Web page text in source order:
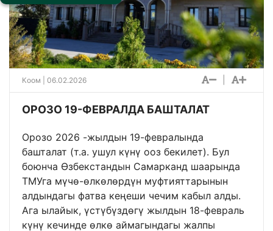
Коом | 06.02.2026
ОРОЗО 19-ФЕВРАЛДА БАШТАЛАТ
Орозо 2026 -жылдын 19-февралында
башталат (т.а. ушул күнү ооз бекилет). Бул
боюнча Өзбекстандын Самарканд шаарында
ТМУга мүчө-өлкөлөрдүн муфтияттарынын
алдындагы фатва кеңеши чечим кабыл алды.
Ага ылайык, үстүбүздөгү жылдын 18-февраль
күнү кечинде өлкө аймагындагы жалпы